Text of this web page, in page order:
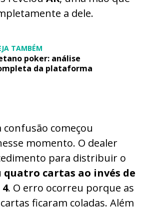
a dele.
TAMBÉM
poker: análise
da plataforma
confusão começou
momento. O dealer
para distribuir o
quatro cartas ao invés de
. O erro ocorreu porque as
ficaram coladas. Além